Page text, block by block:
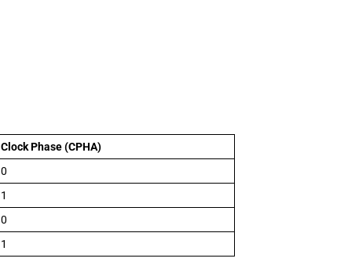
Clock Phase (CPHA)
0
1
0
1